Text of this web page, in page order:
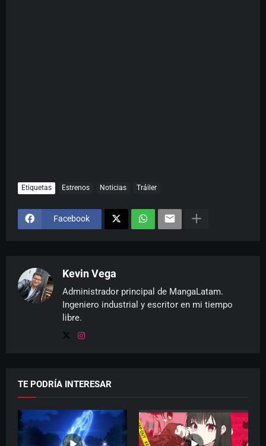
Etiquetas Estrenos Noticias Tráiler
Facebook
Kevin Vega
Administrador principal de MangaLatam.
Ingeniero industrial y escritor en mi tiempo
libre.
TE PODRÍA INTERESAR